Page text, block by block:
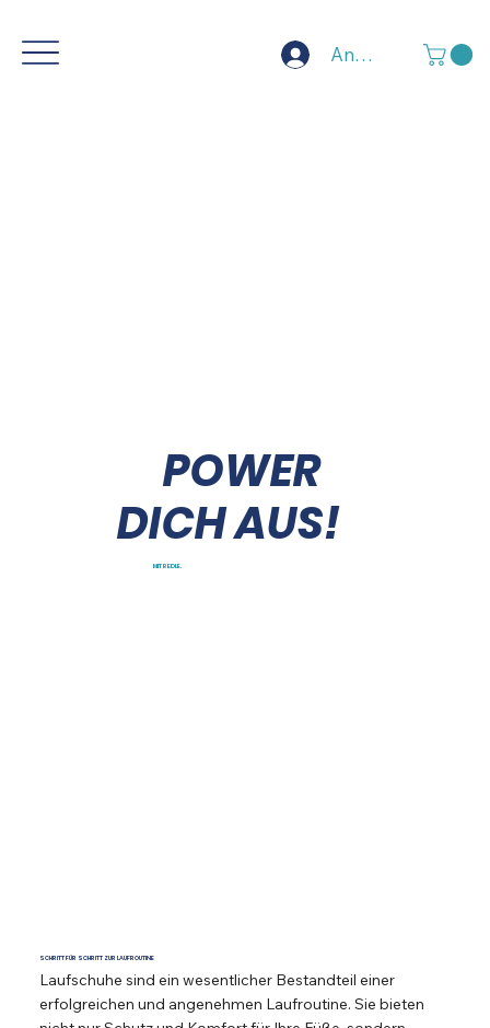
Anmelden
POWER
DICH AUS!
MIT REDLE.
SCHRITT FÜR SCHRITT ZUR LAUFROUTINE
Laufschuhe sind ein wesentlicher Bestandteil einer
erfolgreichen und angenehmen Laufroutine. Sie bieten